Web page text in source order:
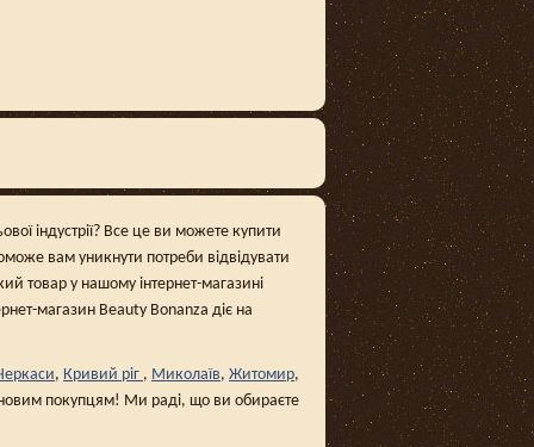
індустрії? Все це ви можете купити
вам уникнути потреби відвідувати
товар у нашому інтернет-магазині
магазин Beauty Bonanza діє на
, Кривий ріг , Миколаїв, Житомир,
новим покупцям! Ми раді, що ви обираєте